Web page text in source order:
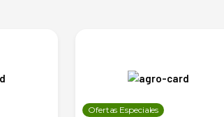
Ofertas Especiales